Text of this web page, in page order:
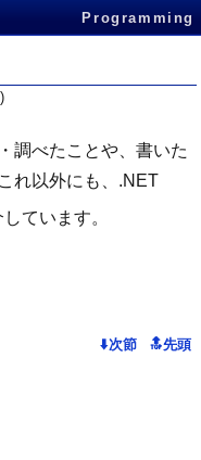
Programming
調べたことや、書いた
れ以外にも、.NET
ています。